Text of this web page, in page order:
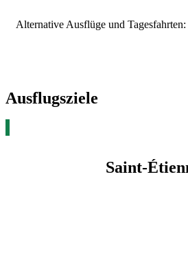
Alternative Ausflüge und
Ausflugsziele
Saint-